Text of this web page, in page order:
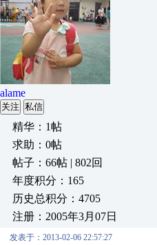
alame
关注 私信
精华：1帖
求助：0帖
帖子：66帖 | 802回
年度积分：165
历史总积分：4705
注册：2005年3月07日
发表于：2013-02-06 22:57:27